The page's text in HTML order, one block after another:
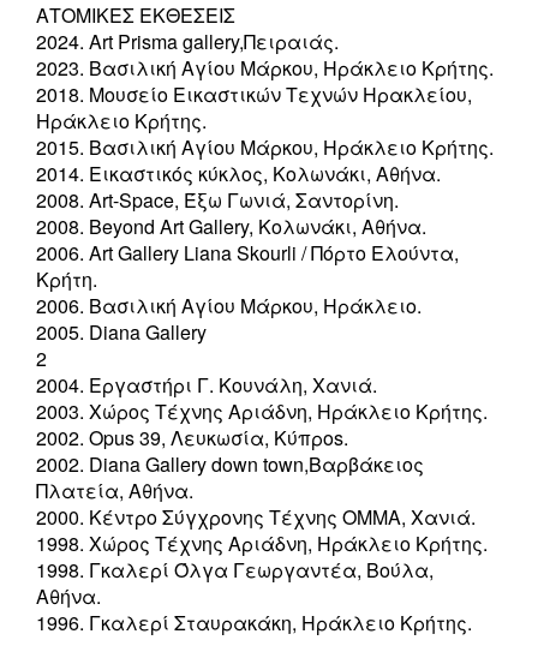
ΑΤΟΜΙΚΕΣ ΕΚΘΕΣΕΙΣ
2024. Αrt Prisma gallery,Πειραιάς.
2023. Βασιλική Αγίου Μάρκου, Ηράκλειο Κρήτης.
2018. Μουσείο Εικαστικών Τεχνών Ηρακλείου,
Ηράκλειο Κρήτης.
2015. Βασιλική Αγίου Μάρκου, Ηράκλειο Κρήτης.
2014. Εικαστικός κύκλος, Κολωνάκι, Αθήνα.
2008. Art-Space, Έξω Γωνιά, Σαντορίνη.
2008. Βeyond Art Gallery, Κολωνάκι, Αθήνα.
2006. Art Gallery Liana Skourli / Πόρτο Ελούντα,
Κρήτη.
2006. Βασιλική Αγίου Μάρκου, Ηράκλειο.
2005. Diana Gallery
2
2004. Εργαστήρι Γ. Κουνάλη, Χανιά.
2003. Χώρος Τέχνης Αριάδνη, Ηράκλειο Κρήτης.
2002. Opus 39, Λευκωσία, Κύπροs.
2002. Diana Gallery down town,Βαρβάκειος
Πλατεία, Αθήνα.
2000. Κέντρο Σύγχρονης Τέχνης ΟΜΜΑ, Χανιά.
1998. Χώρος Τέχνης Αριάδνη, Ηράκλειο Κρήτης.
1998. Γκαλερί Όλγα Γεωργαντέα, Βούλα,
Αθήνα.
1996. Γκαλερί Σταυρακάκη, Ηράκλειο Κρήτης.